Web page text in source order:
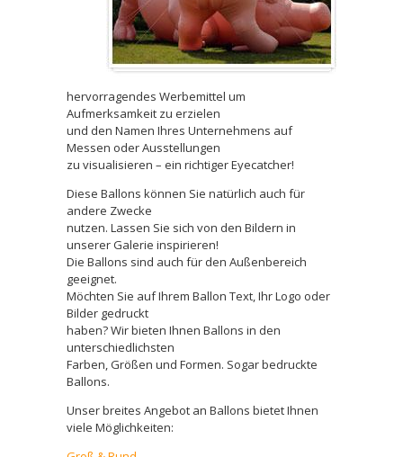
hervorragendes Werbemittel um
Aufmerksamkeit zu erzielen
und den Namen Ihres Unternehmens auf
Messen oder Ausstellungen
zu visualisieren – ein richtiger Eyecatcher!
Diese Ballons können Sie natürlich auch für
andere Zwecke
nutzen. Lassen Sie sich von den Bildern in
unserer Galerie inspirieren!
Die Ballons sind auch für den Außenbereich
geeignet.
Möchten Sie auf Ihrem Ballon Text, Ihr Logo oder
Bilder gedruckt
haben? Wir bieten Ihnen Ballons in den
unterschiedlichsten
Farben, Größen und Formen. Sogar bedruckte
Ballons.
Unser breites Angebot an Ballons bietet Ihnen
viele Möglichkeiten: